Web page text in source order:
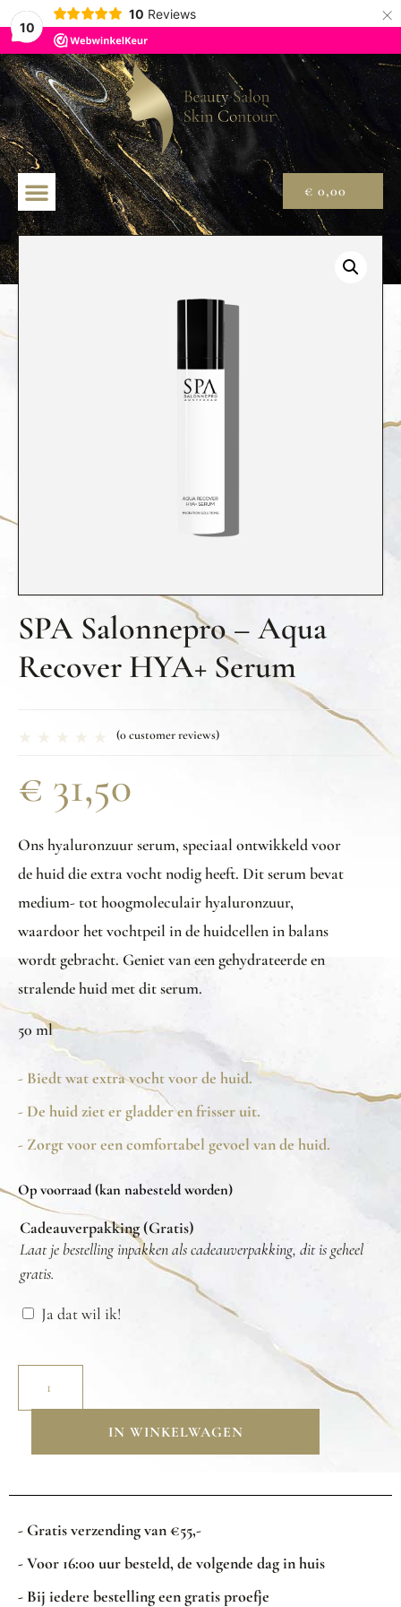
10
10 Reviews ×
€ 0,00
SPA Salonnepro – Aqua
Recover HYA+ Serum
(0customer reviews)
€ 31,50
Ons hyaluronzuur serum, speciaal ontwikkeld voor
de huid die extra vocht nodig heeft. Dit serum bevat
medium- tot hoogmoleculair hyaluronzuur,
waardoor het vochtpeil in de huidcellen in balans
wordt gebracht. Geniet van een gehydrateerde en
stralende huid met dit serum.
50 ml
- Biedt wat extra vocht voor de huid.
- De huid ziet er gladder en frisser uit.
- Zorgt voor een comfortabel gevoel van de huid.
Op voorraad (kan nabesteld worden)
Cadeauverpakking (Gratis)
Laat je bestelling inpakken als cadeauverpakking, dit is geheel
gratis.
Ja dat wil ik!
IN WINKELWAGEN
- Gratis verzending van €55,-
- Voor 16:00 uur besteld, de volgende dag in huis
- Bij iedere bestelling een gratis proefje